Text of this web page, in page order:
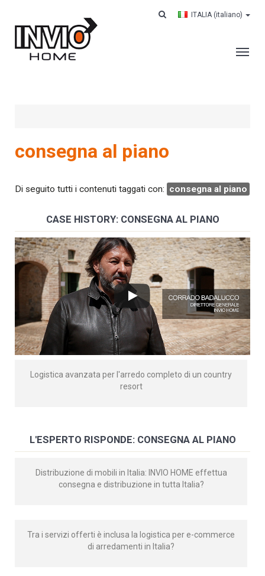
ITALIA (italiano)
CONTRACT LOGISTICS
CONTATTI
CERCA IL TUO ORDINE
consegna al piano
Di seguito tutti i contenuti taggati con: consegna al piano
CASE HISTORY: CONSEGNA AL PIANO
Logistica avanzata per l'arredo completo di un country
resort
L'ESPERTO RISPONDE: CONSEGNA AL PIANO
Distribuzione di mobili in Italia: INVIO HOME effettua
consegna e distribuzione in tutta Italia?
Tra i servizi offerti è inclusa la logistica per e-commerce
di arredamenti in Italia?